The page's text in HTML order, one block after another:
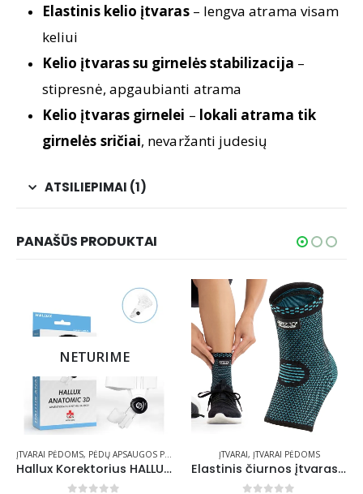
Elastinis kelio įtvaras– lengva atrama visam
keliui
Kelio įtvaras su girnelės stabilizacija –
stipresnė, apgaubianti atrama
Kelio įtvaras girnelei – lokali atrama tik
girnelės sričiai, nevaržanti judesių
ATSILIEPIMAI (1)
PANAŠŪS PRODUKTAI
NETURIME
ĮTVARAI PĖDOMS, PĖDŲ APSAUGOS PRIEMONĖS PĖDŲ PRIEŽIŪROS PRIEMONĖS
Hallux Korektorius HALLUX ANATOMIC 3D
ĮTVARAI, ĮTVARAI PĖDOMS
Elastinis čiurnos įtvaras (stabilizatorius) 4fizjo